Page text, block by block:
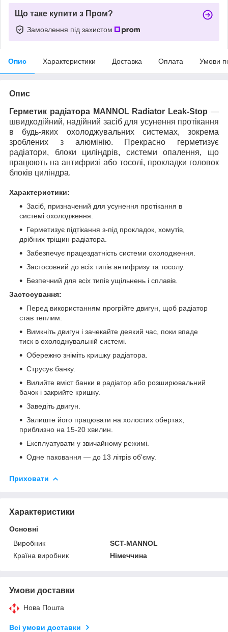
Що таке купити з Пром?
Замовлення під захистом
Опис Характеристики Доставка Оплата Умови
Опис
Герметик радіатора MANNOL Radiator Leak-Stop —
швидкодійний, надійний засіб для усунення протікання
в будь-яких охолоджувальних системах, зокрема
зроблених з алюмінію. Прекрасно герметизує
радіатори, блоки циліндрів, системи опалення, що
працюють на антифризі або тосолі, прокладки головок
блоків циліндра.
Характеристики:
Засіб, призначений для усунення протікання в
системі охолодження.
Герметизує підтікання з-під прокладок, хомутів,
дрібних тріщин радіатора.
Забезпечує працездатність системи охолодження.
Застосовний до всіх типів антифризу та тосолу.
Безпечний для всіх типів ущільнень і сплавів.
Застосування:
Перед використанням прогрійте двигун, щоб радіатор
став теплим.
Вимкніть двигун і зачекайте деякий час, поки впаде
тиск в охолоджувальній системі.
Обережно зніміть кришку радіатора.
Струсує банку.
Вилийте вміст банки в радіатор або розширювальний
бачок і закрийте кришку.
Заведіть двигун.
Залиште його працювати на холостих обертах,
приблизно на 15-20 хвилин.
Експлуатувати у звичайному режимі.
Одне паковання — до 13 літрів об'єму.
Приховати
Характеристики
Основні
Виробник
SCT-MANNOL
Країна виробник
Німеччина
Умови доставки
Нова Пошта
Всі умови доставки